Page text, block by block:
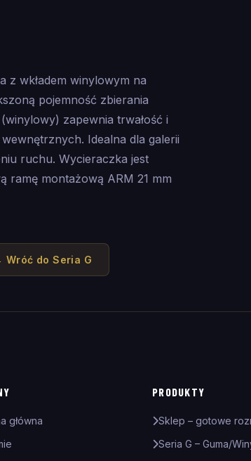
z wkładem winylowym na
pojemność zbierania
zapewnia trwałość i
Idealna dla galerii
ruchu. Wycieraczka jest
ramę montażową ARM 21 mm
Wróć doSeria G
główna
PRODUKTY
Sklep – gotowe
Seria G – Guma/